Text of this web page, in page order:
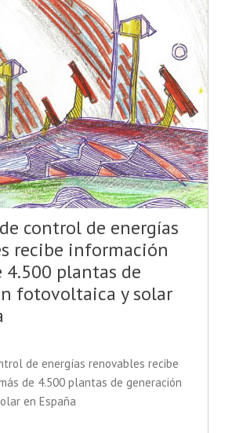
control de energías
recibe información
4.500 plantas de
fotovoltaica y solar
de energías renovables recibe
de 4.500 plantas de generación
en España